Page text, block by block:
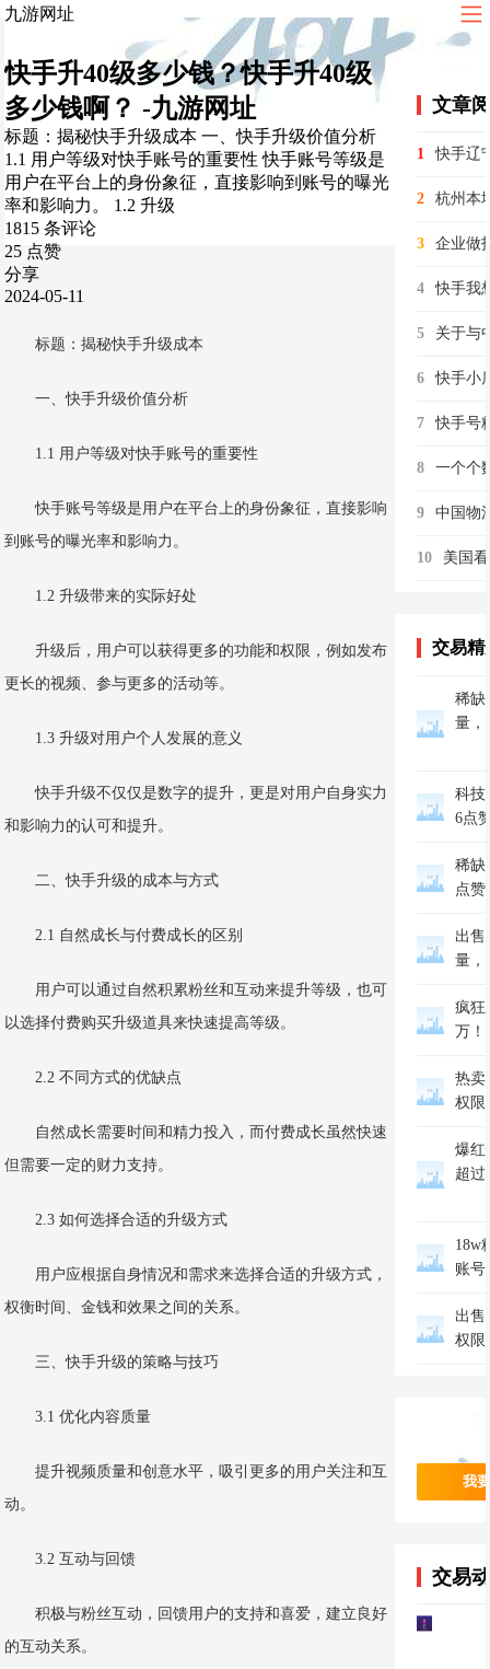
九游网址
快手升40级多少钱？快手升40级
多少钱啊？ -九游网址
标题：揭秘快手升级成本 一、快手升级价值分析
1.1 用户等级对快手账号的重要性 快手账号等级是
用户在平台上的身份象征，直接影响到账号的曝光
率和影响力。 1.2 升级
1815 条评论
25 点赞
分享
2024-05-11
标题：揭秘快手升级成本
一、快手升级价值分析
1.1 用户等级对快手账号的重要性
快手账号等级是用户在平台上的身份象征，直接影响
到账号的曝光率和影响力。
1.2 升级带来的实际好处
升级后，用户可以获得更多的功能和权限，例如发布
更长的视频、参与更多的活动等。
1.3 升级对用户个人发展的意义
快手升级不仅仅是数字的提升，更是对用户自身实力
和影响力的认可和提升。
二、快手升级的成本与方式
2.1 自然成长与付费成长的区别
用户可以通过自然积累粉丝和互动来提升等级，也可
以选择付费购买升级道具来快速提高等级。
2.2 不同方式的优缺点
自然成长需要时间和精力投入，而付费成长虽然快速
但需要一定的财力支持。
2.3 如何选择合适的升级方式
用户应根据自身情况和需求来选择合适的升级方式，
权衡时间、金钱和效果之间的关系。
三、快手升级的策略与技巧
3.1 优化内容质量
提升视频质量和创意水平，吸引更多的用户关注和互
动。
3.2 互动与回馈
积极与粉丝互动，回馈用户的支持和喜爱，建立良好
的互动关系。
文章
1
2
3
4 快手我
5
6
7 快手号
8
9
10
交易精
稀缺
量，
科技
6点
稀缺
点
出售
量，
疯狂
万！
热卖
权限
爆红
超
18w
账
出售
权限
我
交易